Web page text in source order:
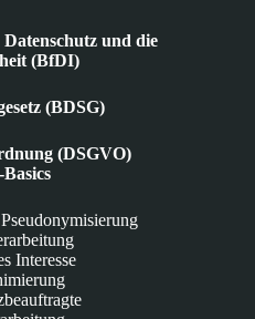
und die
(BfDI)
(BDSG)
(DSGVO)
Interesse